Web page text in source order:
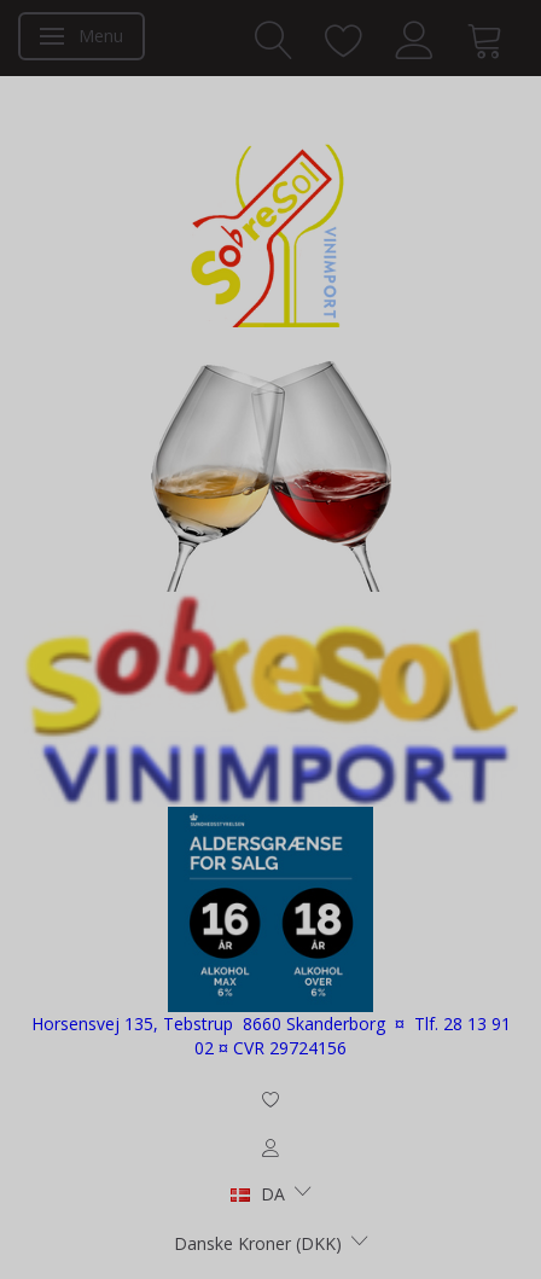
Skifte navigation
Menu
Horsensvej 135, Tebstrup 8660 Skanderborg ¤ Tlf. 28 13 91
02 ¤ CVR 29724156
DA
Danske Kroner (DKK)